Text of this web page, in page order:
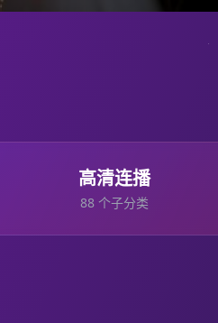
高清连播
88 个子分类